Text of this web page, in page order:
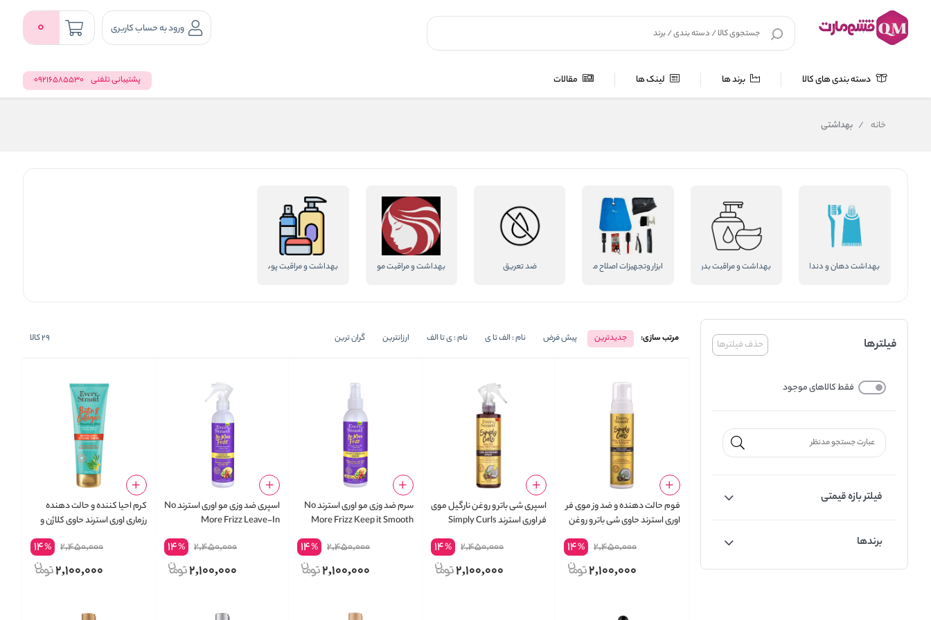
ورود به حساب کاربری 0
دسته بندی های کالا برند ها لینک ها مقالات پشتیبانی تلفنی 09216585530
خانه / بهداشتی
بهداشت دهان و دندان بهداشت و مراقبت بدن ابزار وتجهیزات اصلاح مو ضد تعریق بهداشت و مراقبت مو بهداشت و مراقبت پوست
حذف فیلترها فیلترها
فقط کالاهای موجود
فیلتر بازه قیمتی
برندها
مرتب سازی: جدیدترین پیش فرض نام : الف تا ی نام : ی تا الف ارزانترین گران ترین 29کالا
فوم حالت دهنده و ضد وز موی فر
اوری استرند حاوی شی باتر و روغن
نارگیل Simply Curls with Shea
and Coconut Oil Frizz-Free
Curl Styling Foam
2,450,000
14%
2,100,000
اسپری شی باتر و روغن نارگیل موی
فر اوری استرند Simply Curls
with Shea and Coconut Oil
Curl Refresher Spray
2,450,000
14%
2,100,000
سرم ضد وزی مو اوری استرند No
More Frizz Keep it Smooth
2,450,000
14%
2,100,000
اسپری ضد وزی مو اوری استرند No
More Frizz Leave-In
2,450,000
14%
2,100,000
کرم احیا کننده و حالت دهنده
رزماری اوری استرند حاوی کلاژن و
بیوتین Biotin & Collagen +
Rosemary Mint Revitalizing
Styling Creme
2,450,000
14%
2,100,000